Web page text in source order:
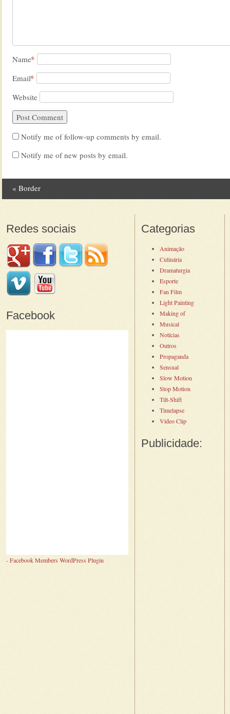
Name*
Email*
Website
Notify me of follow-up comments by email.
Notify me of new posts by email.
Post navigation
« Border
Redes sociais
Facebook
-Facebook Members WordPress Plugin
Categorias
Animação
Culinária
Dramaturgia
Esporte
Fan Film
Light Painting
Making of
Musical
Notícias
Outros
Propaganda
Sensual
Slow Motion
Stop Motion
Tilt-Shift
Timelapse
Vídeo Clip
Publicidade: